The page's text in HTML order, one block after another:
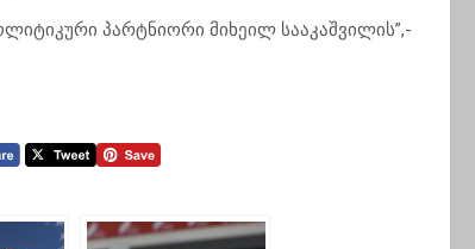
პარტნიორი მიხეილ სააკაშვილის”,-